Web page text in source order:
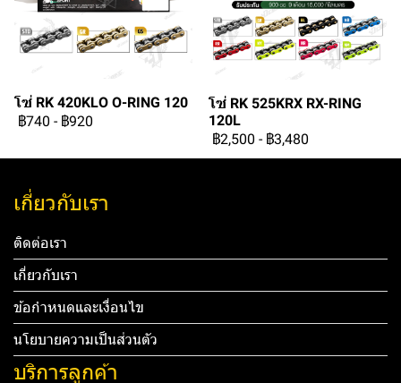
โซ่ RK 420KLO O-RING 120
฿740 - ฿920
โซ่ RK 525KRX RX-RING
120L
฿2,500 - ฿3,480
เกี่ยวกับเรา
ติดต่อเรา
เกี่ยวกับเรา
ข้อกำหนดและเงื่อนไข
นโยบายความเป็นส่วนตัว
บริการลูกค้า